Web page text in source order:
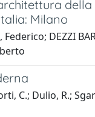
Milano
DEZZI
C.; Dulio, R.;